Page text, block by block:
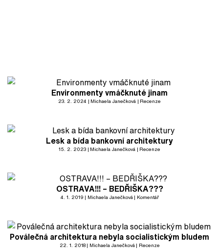
Environmenty vmáčknuté jinam
23. 2. 2024 Michaela Janečková Recenze
Lesk a bída bankovní architektury
15. 2. 2023 Michaela Janečková Recenze
OSTRAVA!!! – BEDŘIŠKA???
4. 1. 2019 Michaela Janečková Komentář
Poválečná architektura nebyla socialistickým bludem
22. 1. 2018 Michaela Janečková Recenze